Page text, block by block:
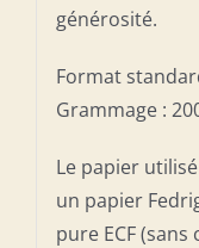
générosité.
Format
Grammage :
Le papier
un papier
pure ECF